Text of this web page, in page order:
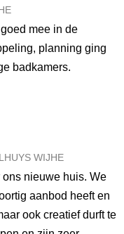
mee in de
planning ging
badkamers.
WIJHE
nieuwe huis. We
aanbod heeft en
ook creatief durft te